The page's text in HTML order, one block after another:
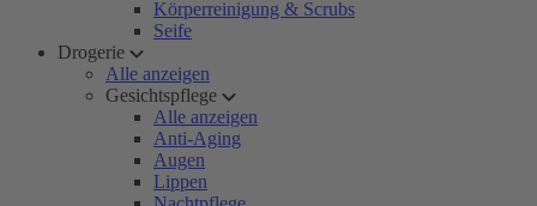
Körperreinigung & Scrubs
Seife
Drogerie
Alle anzeigen
Gesichtspflege
Alle anzeigen
Anti-Aging
Augen
Lippen